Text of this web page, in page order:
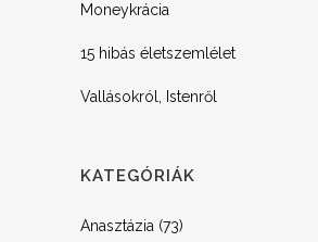
Moneykrácia
15 hibás életszemlélet
Vallásokról, Istenről
KATEGÓRIÁK
Anasztázia (73)